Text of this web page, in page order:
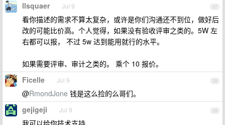
37
llsquaer Jul 9
看你描述的需求不算太复杂，或许是你们沟通还不到位，做好后
改的可能比价高。个人觉得，如果没有验收评审之类的。5W 左
右都可以报， 不过 5w 达到能用就行的水平。
如果需要评审、审计之类的。 乘个 10 报价。
38
Ficelle Jul 9
@RmondJone 钱是这么捡的么哥们。
39
gejigeji Jul 9
我可以给你技术支持